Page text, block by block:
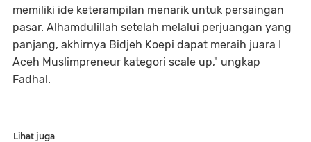
memiliki ide keterampilan menarik untuk persaingan
pasar. Alhamdulillah setelah melalui perjuangan yang
panjang, akhirnya Bidjeh Koepi dapat meraih juara I
Aceh Muslimpreneur kategori scale up," ungkap
Fadhal.
Lihat juga